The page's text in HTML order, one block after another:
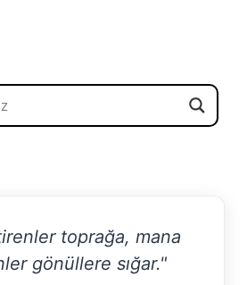
toprağa, mana
gönüllere sığar."